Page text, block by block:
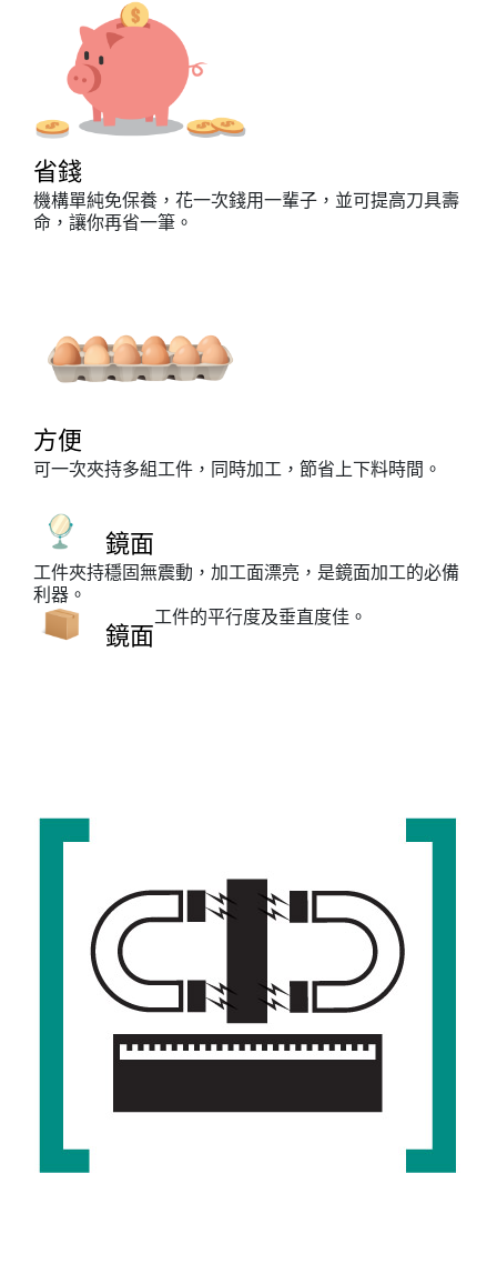
省錢
機構單純免保養，花一次錢用一輩子，並可提高刀具壽
命，讓你再省一筆。
方便
可一次夾持多組工件，同時加工，節省上下料時間。
鏡面
工件夾持穩固無震動，加工面漂亮，是鏡面加工的必備
利器。
鏡面
工件的平行度及垂直度佳。